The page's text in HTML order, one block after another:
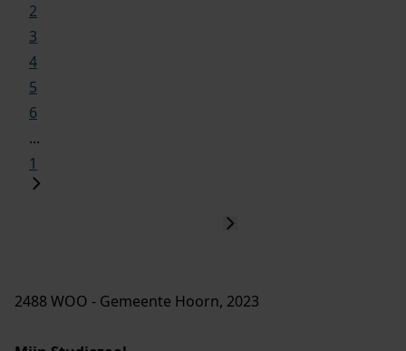
2
3
4
5
6
...
1
2488 WOO - Gemeente Hoorn, 2023